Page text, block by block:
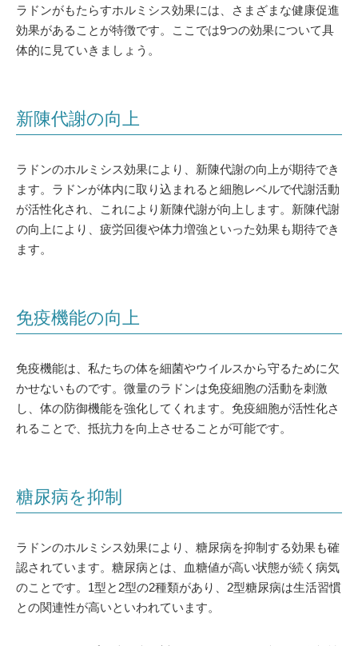
ラドンがもたらすホルミシス効果には、さまざまな健康促進
効果があることが特徴です。ここでは9つの効果について具
体的に見ていきましょう。
新陳代謝の向上
ラドンのホルミシス効果により、新陳代謝の向上が期待でき
ます。ラドンが体内に取り込まれると細胞レベルで代謝活動
が活性化され、これにより新陳代謝が向上します。新陳代謝
の向上により、疲労回復や体力増強といった効果も期待でき
ます。
免疫機能の向上
免疫機能は、私たちの体を細菌やウイルスから守るために欠
かせないものです。微量のラドンは免疫細胞の活動を刺激
し、体の防御機能を強化してくれます。免疫細胞が活性化さ
れることで、抵抗力を向上させることが可能です。
糖尿病を抑制
ラドンのホルミシス効果により、糖尿病を抑制する効果も確
認されています。糖尿病とは、血糖値が高い状態が続く病気
のことです。1型と2型の2種類があり、2型糖尿病は生活習慣
との関連性が高いといわれています。